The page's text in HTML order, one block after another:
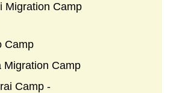
Migration Camp
Camp
Migration Camp
Camp -